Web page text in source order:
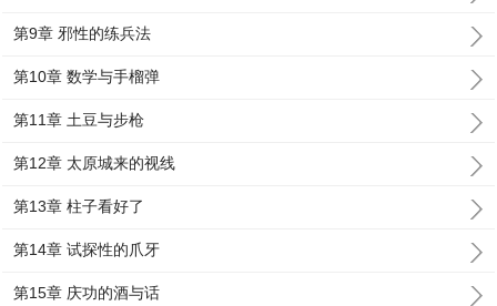
第9章 邪性的练兵法
第10章 数学与手榴弹
第11章 土豆与步枪
第12章 太原城来的视线
第13章 柱子看好了
第14章 试探性的爪牙
第15章 庆功的酒与话